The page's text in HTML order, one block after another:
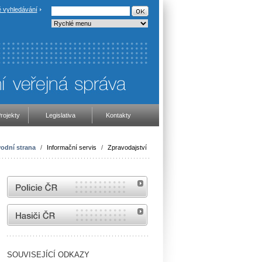
vyhledávání
Legislativa Kontakty
strana / Informační servis / Zpravodajství
internetové stránky Policie ČR
internetové stránky Hasiči ČR
SOUVISEJÍCÍ ODKAZY